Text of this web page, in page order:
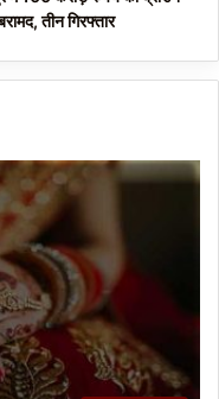
तीन गिरफ्तार